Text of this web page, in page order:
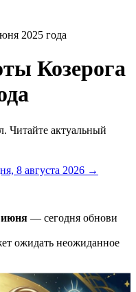
2025 года
Козерога
Читайте актуальный
8 августа 2026 →
июня — сегодня обнови
ожидать неожиданное